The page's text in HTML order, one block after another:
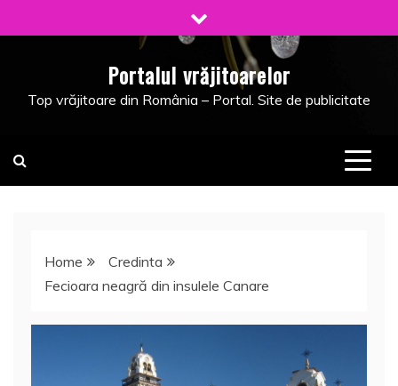
to
Portalul vrăjitoarelor
Top vrăjitoare din România – Portal. Site de publicitate
Home
Credinta
Fecioara neagră din insulele Canare